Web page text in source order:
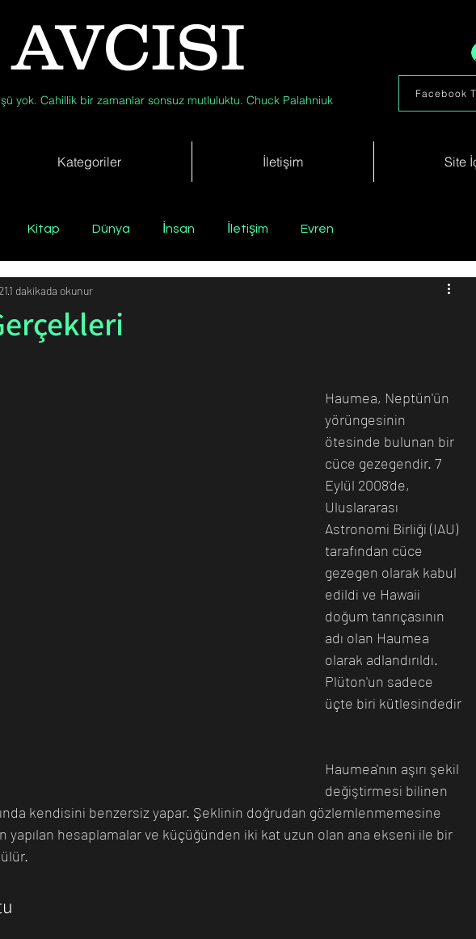
yok. Cahillik bir zamanlar sonsuz mutluluktu. Chuck Palahniuk Facebook
Kategoriler İletişim Site
Kitap Dünya İnsan İletişim Evren
Tıp Arkeoloji
Uzay Resim
1 dakikada okunur
Haumea, Neptün'ün
yörüngesinin
ötesinde bulunan bir
cüce gezegendir. 7
Eylül 2008'de,
Uluslararası
Astronomi Birliği (IAU)
tarafından cüce
gezegen olarak kabul
edildi ve Hawaii
doğum tanrıçasının
adı olan Haumea
olarak adlandırıldı.
Plüton'un sadece
üçte biri kütlesindedir
Haumea'nın aşırı şekil
değiştirmesi bilinen
kendisini benzersiz yapar. Şeklinin doğrudan gözlemlenmemesine
yapılan hesaplamalar ve küçüğünden iki kat uzun olan ana ekseni ile bir